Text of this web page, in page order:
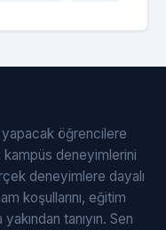
öğrencilere
deneyimlerini
deneyimlere dayalı
koşullarını, eğitim
tanıyın. Sen